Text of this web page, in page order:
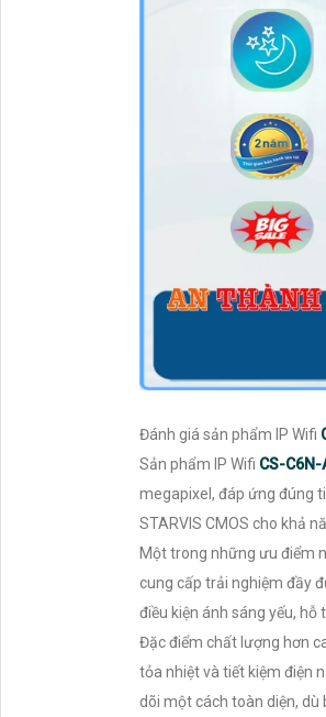
Đánh giá sản phẩm IP Wifi
Sản phẩm IP Wifi CS-C6N-
megapixel, đáp ứng đúng
STARVIS CMOS cho khả
Một trong những ưu điểm
cung cấp trải nghiệm đầy
điều kiện ánh sáng yếu,
Đặc điểm chất lượng hơn
tỏa nhiệt và tiết kiệm điện
dõi một cách toàn diện, dù